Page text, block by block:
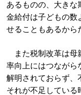
あるものの、大きな
金給付は子どもの数
せることもあるから
また税制改革は母
率向上にはつながら
解明されておらず、
それが不足している